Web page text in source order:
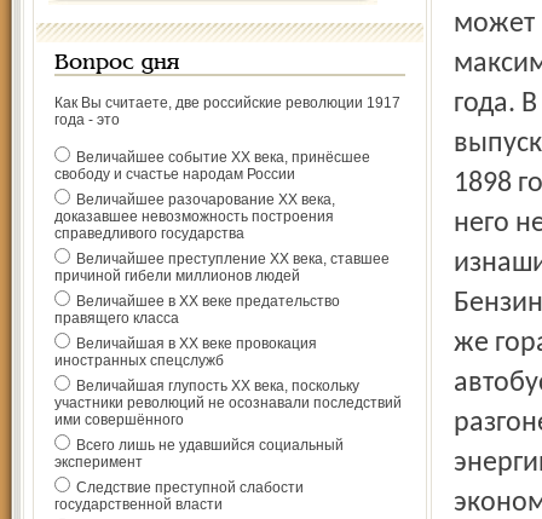
Вопрос дня
Как Вы считаете, две российские революции 1917
года - это
Величайшее событие ХХ века, принёсшее
свободу и счастье народам России
Величайшее разочарование ХХ века,
доказавшее невозможность построения
справедливого государства
Величайшее преступление ХХ века, ставшее
причиной гибели миллионов людей
Величайшее в ХХ веке предательство
правящего класса
Величайшая в ХХ веке провокация
иностранных спецслужб
Величайшая глупость ХХ века, поскольку
участники революций не осознавали последствий
ими совершённого
Всего лишь не удавшийся социальный
эксперимент
Следствие преступной слабости
государственной власти
может
года.
1898
него
же